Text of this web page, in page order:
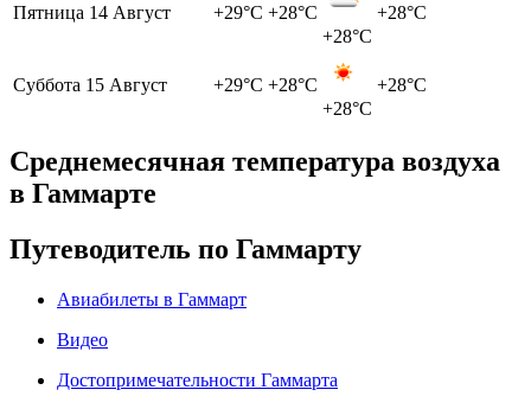
Пятница 14 Август +29°C +28°C
+28°C
+28°C
Суббота 15 Август +29°C +28°C
+28°C
+28°C
Среднемесячная температура воздуха
в Гаммарте
Путеводитель по Гаммарту
Авиабилеты в Гаммарт
Видео
Достопримечательности Гаммарта